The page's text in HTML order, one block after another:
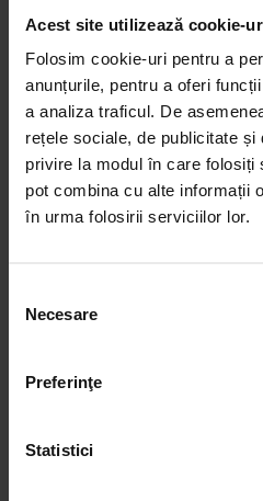
Acest site utilizează cookie-
Folosim cookie-uri pentru a
anunțurile, pentru a oferi
a analiza traficul. De
rețele sociale, de publicitate
privire la modul în care folosiți
pot combina cu alte informații
în urma folosirii serviciilor lor.
consimțământului
Necesare
Preferinţe
Statistici
crucial să determinăm
sistem potrivită pentru
dumneavoastră. Am
această dezbatere și tot
sentimentul că, împreună
Articole recente